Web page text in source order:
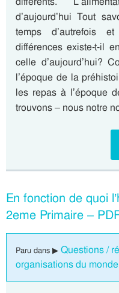
d’aujourd’hui Tout
temps d’autrefois
différences existe-t-il
celle d’aujourd’hui?
l’époque de la
les repas à l’époque
trouvons – nous notre
En fonction de quoi
2eme Primaire –
Paru dans ▶ Questions /
organisations du